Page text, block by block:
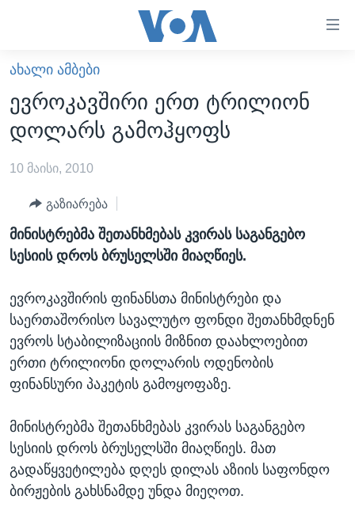
ხელმისაწვდომობისთვის
გადადით
მთავარზე
გადადით
მთავარ
გადადით
ძიებაზე
ᲐᲮᲐᲚᲘ ᲐᲛᲑᲔᲑᲘ
ᲡᲐᲥᲐᲠᲗᲕᲔᲚᲝ
ᲐᲨᲨ
ᲐᲨᲨ-ᲘᲡ ᲐᲠᲩᲔᲕᲜᲔᲑᲘ 2024
ᲛᲡᲝᲤᲚᲘᲝ
ᲕᲘᲓᲔᲝᲔᲑᲘ
ᲕᲐᲨᲘᲜᲒᲢᲝᲜᲘ ᲓᲦᲔᲡ
ᲮᲔᲓᲕᲐ ᲕᲐᲨᲘᲜᲒᲢᲝᲜᲘᲓᲐᲜ
ᲡᲢᲣᲓᲘᲐ ᲕᲐᲨᲘᲜᲒᲢᲝᲜᲘ
ᲡᲮᲕᲐ ᲡᲘᲐᲮᲚᲔᲔᲑᲘ
ᲞᲝᲚᲘᲢᲘᲙᲐ
ᲔᲙᲝᲜᲝᲛᲘᲙᲐ
ᲛᲔᲪᲜᲘᲔᲠᲔᲑᲐ
ᲘᲜᲢᲔᲠᲕᲘᲣ
ᲙᲣᲚᲢᲣᲠᲐ
ᲠᲣᲡᲔᲗᲘᲡ ᲨᲔᲭᲠᲐ ᲣᲙᲠᲐᲘᲜᲐᲨᲘ
Learning English
ᲗᲕᲐᲚᲘ ᲒᲕᲐᲓᲔᲕᲜᲔᲗ
ენები
ᲐᲮᲐᲚᲘ ᲐᲛᲑᲔᲑᲘ
ევროკავშირი ერთ ტრილიონ
დოლარს გამოჰყოფს
10 მაისი, 2010
გაზიარება
მინისტრებმა შეთანხმებას კვირას საგანგებო
სესიის დროს ბრუსელსში მიაღწიეს.
ევროკავშირის ფინანსთა მინისტრები და
საერთაშორისო სავალუტო ფონდი შეთანხმდნენ
ევროს სტაბილიზაციის მიზნით დაახლოებით
ერთი ტრილიონი დოლარის ოდენობის
ფინანსური პაკეტის გამოყოფაზე.
მინისტრებმა შეთანხმებას კვირას საგანგებო
სესიის დროს ბრუსელსში მიაღწიეს. მათ
გადაწყვეტილება დღეს დილას აზიის საფონდო
ბირჟების გახსნამდე უნდა მიეღოთ.